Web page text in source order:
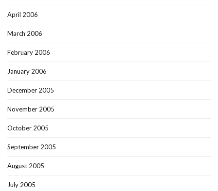
April 2006
March 2006
February 2006
January 2006
December 2005
November 2005
October 2005
September 2005
August 2005
July 2005